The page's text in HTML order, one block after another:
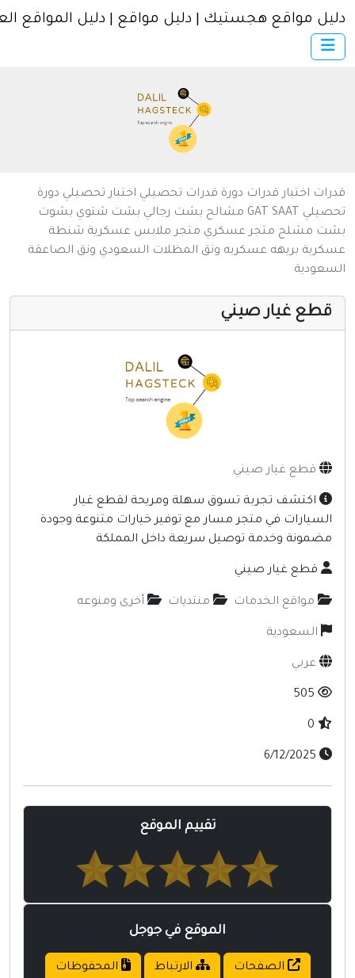
× الرئيسية
اتصل بنا
تسجيل
دخول
سياسة الخصوصية
شروط الاستخدام
كمبيوتر وبرامج
إنترنت وشبكات
الأسرة والترفيه
مواقع طبيه
مواقع هجستيك | دليل مواقع | دليل المواقع العربية
اختبار قدرات دورة قدرات تحصيلي اختبار تحصيلي دورة
SAAT
GAT مشالح بشت رجالي بشت شتوي بشوت
مشلح متجر عسكري متجر ملابس عسكرية شنطة
بريهه عسكريه ونق المظلات السعودي ونق الصاعقة
غيار صيني
قطع غيار صيني
اكتشف تجربة تسوق سهلة ومريحة لقطع غيار
في متجر مسار مع توفير خيارات متنوعة وجودة
وخدمة توصيل سريعة داخل المملكة
قطع غيار صيني
مواقع الخدمات منتديات أخرى ومنوعه
السعودية
عربي
تقييم الموقع
الموقع في جوجل
الصفحات الارتباط المحفوظات